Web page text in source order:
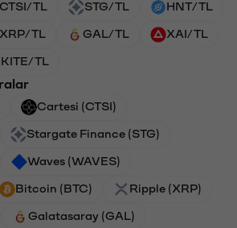
CTSI/TL STG/TL HNT/TL
XRP/TL GAL/TL XAI/TL
KITE/TL
Cartesi (CTSI)
Stargate Finance (STG)
Waves (WAVES)
Bitcoin (BTC) Ripple (XRP)
Galatasaray (GAL)